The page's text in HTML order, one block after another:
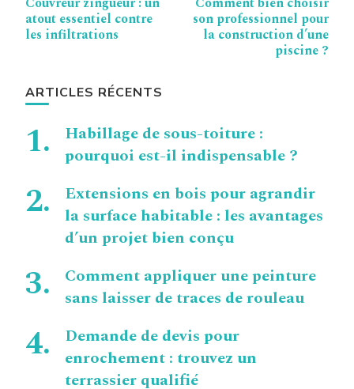
d’article
atout essentiel contre
les infiltrations
son professionnel pour
la construction d’une
piscine ?
ARTICLES RÉCENTS
Habillage de sous-toiture :
pourquoi est-il indispensable ?
Extensions en bois pour agrandir
la surface habitable : les avantages
d’un projet bien conçu
Comment appliquer une peinture
sans laisser de traces de rouleau
Demande de devis pour
enrochement : trouvez un
terrassier qualifié